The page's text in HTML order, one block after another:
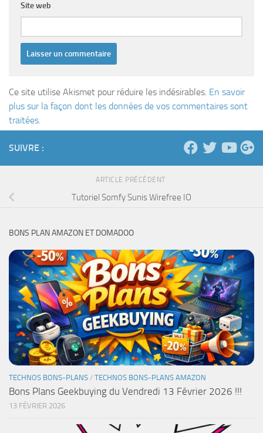
Site web
Ce site utilise Akismet pour réduire les indésirables. En savoir
plus sur la façon dont les données de vos commentaires sont
traitées.
SUIVRE :
ARTICLE PRÉCÉDENT
Tutoriel Somfy Sunis Wirefree IO
BONS PLAN AMAZON ET DOMADOO
TECHNOS BONS-PLANS / TECHNOS BONS-PLANS AMAZON
Bons Plans Geekbuying du Vendredi 13 Février 2026 !!!
13 FÉVRIER 2026